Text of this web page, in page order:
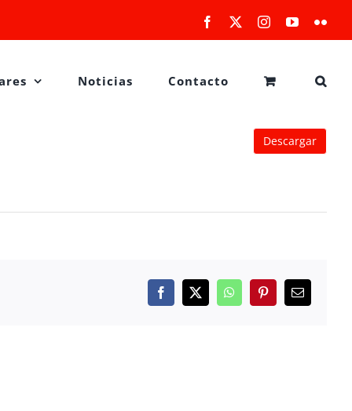
Facebook InstagramYouTube
Noticias Contacto
Descargar
Facebook
X WhatsAppPinterestCorreo
electrónico